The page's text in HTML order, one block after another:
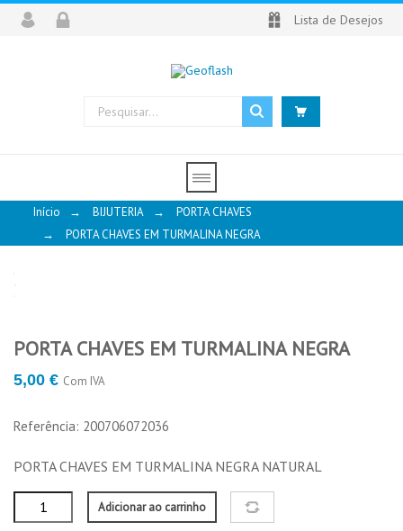
Lista de Desejos
Início → BIJUTERIA →
PORTA CHAVES
→
PORTA CHAVES EM TURMALINA NEGRA
PORTA CHAVES EM TURMALINA NEGRA
5,00 € Com IVA
Referência: 200706072036
PORTA CHAVES EM TURMALINA NEGRA NATURAL
Adicionar ao carrinho
PORTA CHAVES EM TURMALINA
PORTA CHAVES EM